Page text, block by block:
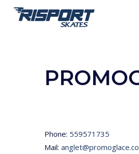
Phone: 559571735
Mail: